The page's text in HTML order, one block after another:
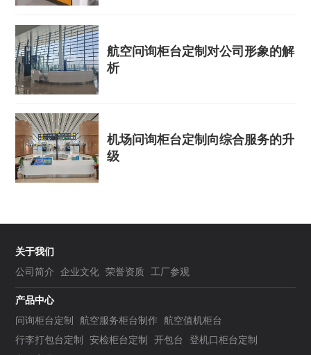
航空问询柜台定制对公司形象的解
析
机场问询柜台定制向综合服务的升
级
关于我们
公司简介
企业文化 荣誉资质 工厂参观
产品中心
问询柜台定制
航空服务柜台制作 航空值机柜台
行李打包台定制
安检柜台定制 开包台
登机口柜台定制